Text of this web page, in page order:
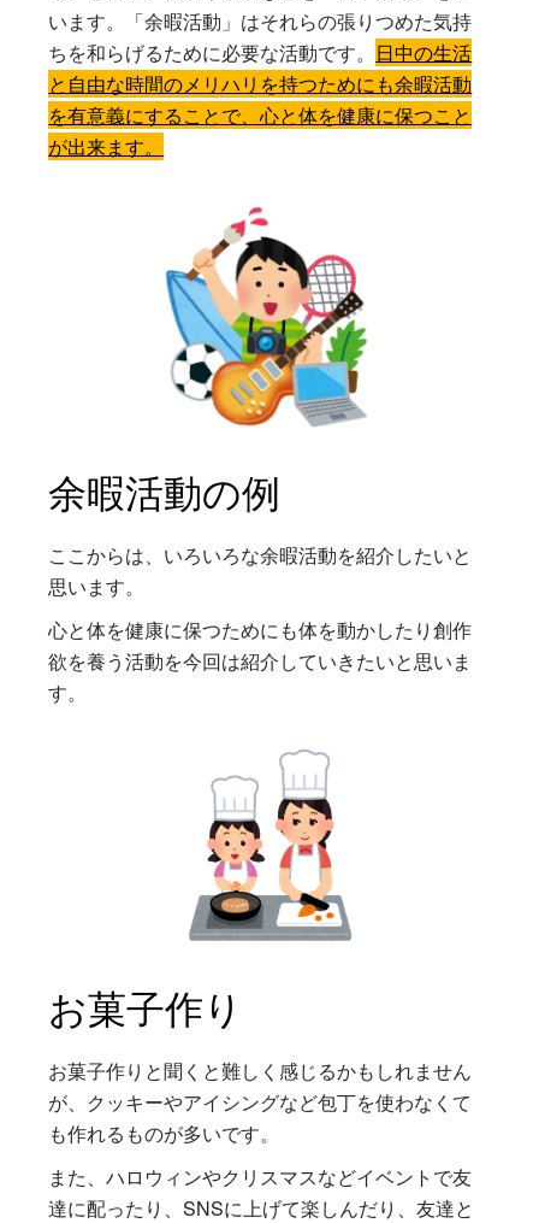
います。「余暇活動」はそれらの張りつめた気持
ちを和らげるために必要な活動です。 日中の生活
と自由な時間のメリハリを持つためにも余暇活動
を有意義にすることで、心と体を健康に保つこと
が出来ます。
余暇活動の例
ここからは、いろいろな余暇活動を紹介したいと
思います。
心と体を健康に保つためにも体を動かしたり創作
欲を養う活動を今回は紹介していきたいと思いま
す。
お菓子作り
お菓子作りと聞くと難しく感じるかもしれません
が、クッキーやアイシングなど包丁を使わなくて
も作れるものが多いです。
また、ハロウィンやクリスマスなどイベントで友
達に配ったり、SNSに上げて楽しんだり、友達と